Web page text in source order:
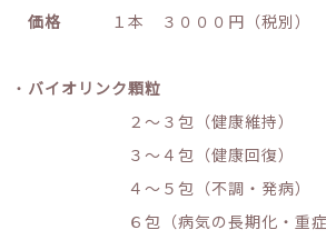
価格
１本 ３０００円（税別）
・ バイオリンク顆粒
２～３包（健康維持）
３～４包（健康回復）
４～５包（不調・発病）
６包（病気の長期化・重症